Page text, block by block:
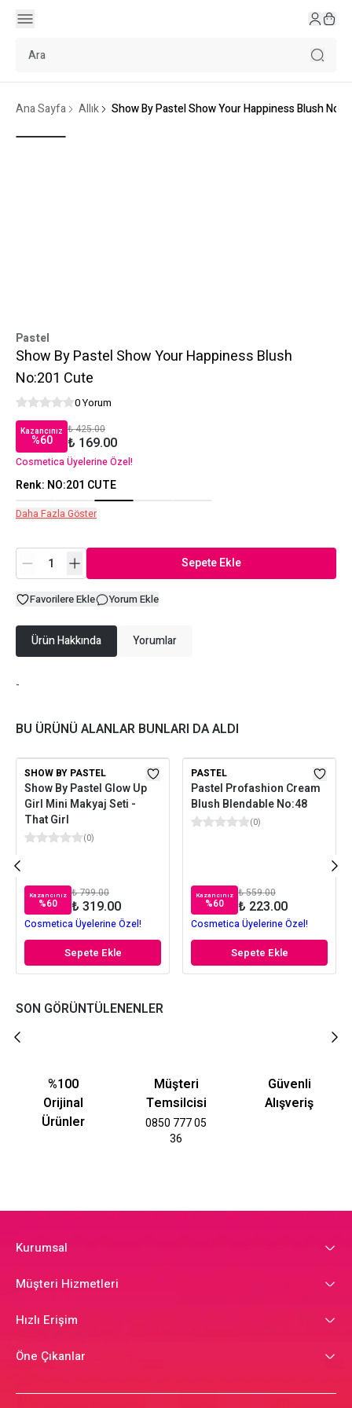
Ana Sayfa Allık Show By Pastel Show Your Happiness Blush
Pastel
Show By Pastel Show Your Happiness Blush
No:201 Cute
0 Yorum
Kazancınız
%60
₺ 425.00
₺ 169.00
Cosmetica Üyelerine Özel!
Renk: NO:201 CUTE
Daha Fazla Göster
Sepete Ekle
Favorilere Ekle Yorum Ekle
Ürün Hakkında Yorumlar
-
BU ÜRÜNÜ ALANLAR BUNLARI DA ALDI
SHOW BY PASTEL
Show By Pastel Glow Up
Girl Mini Makyaj Seti -
That Girl
(0)
Kazancınız
%60
₺ 799.00
₺ 319.00
Cosmetica Üyelerine Özel!
Sepete Ekle
PASTEL
Pastel Profashion Cream
Blush Blendable No:48
(0)
Kazancınız
%60
₺ 559.00
₺ 223.00
Cosmetica Üyelerine Özel!
Sepete Ekle
SON GÖRÜNTÜLENENLER
%100
Orijinal
Ürünler
Müşteri
Temsilcisi
0850 777 05
36
Güvenli
Alışveriş
Kurumsal
Müşteri Hizmetleri
Hızlı Erişim
Öne Çıkanlar